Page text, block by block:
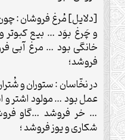
[دلايل] مُرغ فروشان :
و چَرغ بوَد … بيع
خانگى بود … مرغ آبى
فروشد؛
در نخّاسان : ستوران و
عمل بود … مولود اشتر
… خر فروشد …گاو
شكارى و يوز فروشد ؛